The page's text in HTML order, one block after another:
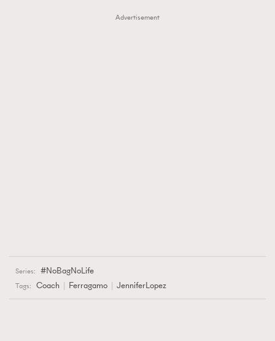
Advertisement
Series: NoBagNoLife
Tags: Coach Ferragamo JenniferLopez